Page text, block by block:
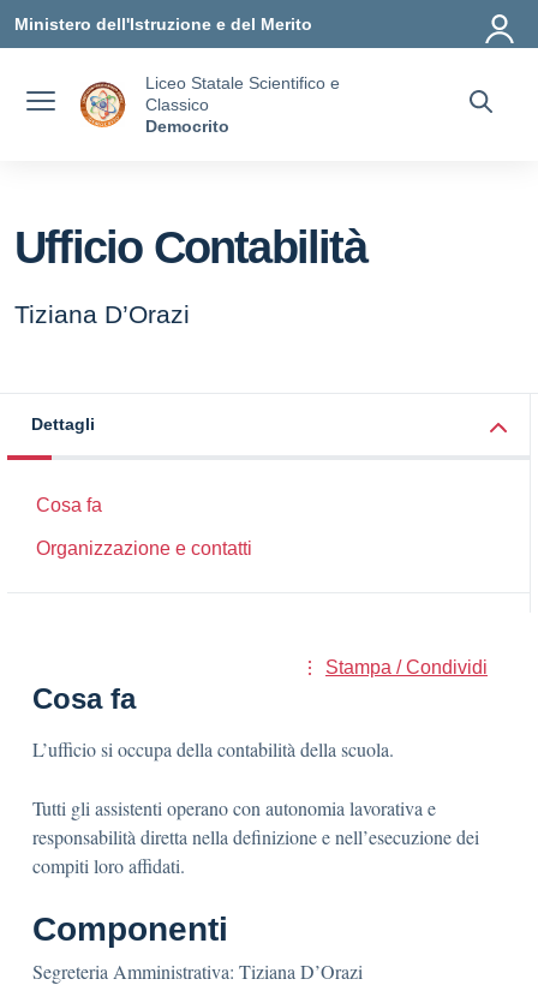
Ministero dell'Istruzione e del Merito
Liceo Statale Scientifico e
Classico
Democrito
Ufficio Contabilità
Tiziana D’Orazi
Dettagli
Cosa fa
Organizzazione e contatti
Stampa / Condividi
Cosa fa
L’ufficio si occupa della contabilità della scuola.
Tutti gli assistenti operano con autonomia lavorativa e
responsabilità diretta nella definizione e nell’esecuzione dei
compiti loro affidati.
Componenti
Segreteria Amministrativa: Tiziana D’Orazi